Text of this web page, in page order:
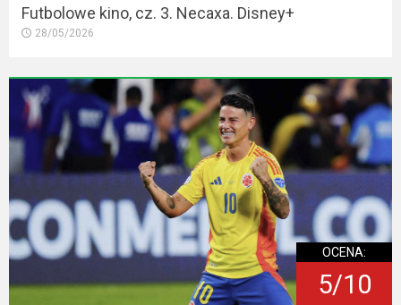
Futbolowe kino, cz. 3. Necaxa. Disney+
28/05/2026
OCENA:
5/10